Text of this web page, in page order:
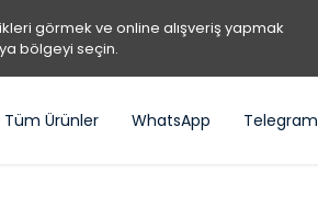
görmek ve online alışveriş yapmak
bölgeyi seçin.
Tüm Ürünler WhatsApp Telegram